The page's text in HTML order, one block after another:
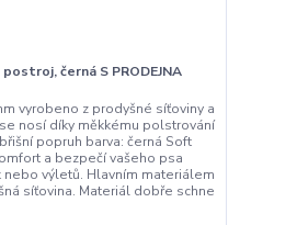
černá S PRODEJNA
vyrobeno z prodyšné síťoviny a
nosí díky měkkému polstrování
popruh barva: černá Soft
a bezpečí vašeho psa
nebo výletů. Hlavním materiálem
síťovina. Materiál dobře schne